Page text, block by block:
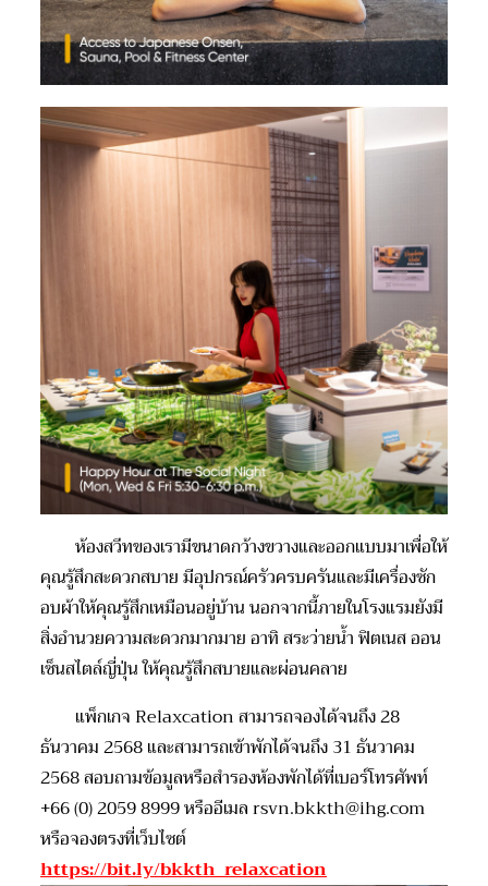
ห้องสวีทของเรามีขนาดกว้างขวางและออกแบบมาเพื่อให้
คุณรู้สึกสะดวกสบาย มีอุปกรณ์ครัวครบครันและมีเครื่องซัก
อบผ้าให้คุณรู้สึกเหมือนอยู่บ้าน นอกจากนี้ภายในโรงแรมยังมี
สิ่งอำนวยความสะดวกมากมาย อาทิ สระว่ายน้ำ ฟิตเนส ออน
เซ็นสไตล์ญี่ปุ่น ให้คุณรู้สึกสบายและผ่อนคลาย
แพ็กเกจ Relaxcation สามารถจองได้จนถึง 28
ธันวาคม 2568 และสามารถเข้าพักได้จนถึง 31 ธันวาคม
2568 สอบถามข้อมูลหรือสำรองห้องพักได้ที่เบอร์โทรศัพท์
+66 (0) 2059 8999 หรืออีเมล rsvn.bkkth@ihg.com
หรือจองตรงที่เว็บไซต์
https://bit.ly/bkkth_relaxcation